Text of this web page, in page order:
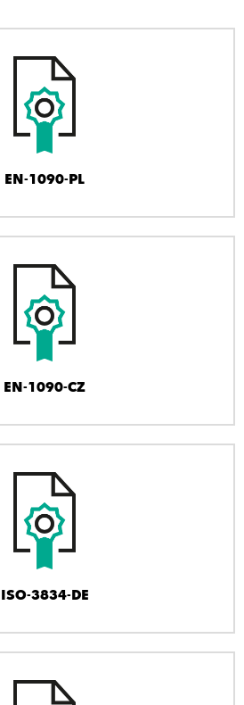
EN-1090-PL
EN-1090-CZ
ISO-3834-DE